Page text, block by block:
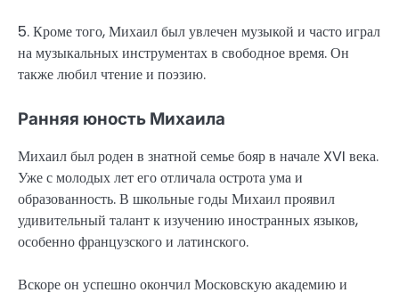
5. Кроме того, Михаил был увлечен музыкой и часто играл
на музыкальных инструментах в свободное время. Он
также любил чтение и поэзию.
Ранняя юность Михаила
Михаил был роден в знатной семье бояр в начале XVI века.
Уже с молодых лет его отличала острота ума и
образованность. В школьные годы Михаил проявил
удивительный талант к изучению иностранных языков,
особенно французского и латинского.
Вскоре он успешно окончил Московскую академию и